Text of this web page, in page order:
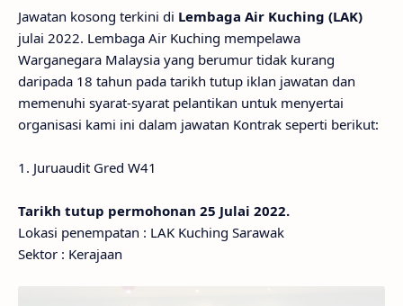
Jawatan kosong terkini di Lembaga Air Kuching (LAK)
julai 2022. Lembaga Air Kuching mempelawa
Warganegara Malaysia yang berumur tidak kurang
daripada 18 tahun pada tarikh tutup iklan jawatan dan
memenuhi syarat-syarat pelantikan untuk menyertai
organisasi kami ini dalam jawatan Kontrak seperti berikut:
1. Juruaudit Gred W41
Tarikh tutup permohonan 25 Julai 2022.
Lokasi penempatan : LAK Kuching Sarawak
Sektor : Kerajaan